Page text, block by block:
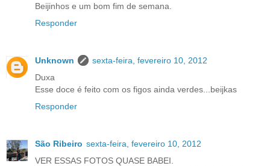
Beijinhos e um bom fim de semana.
Responder
Unknown
sexta-feira, fevereiro 10, 2012
Duxa
Esse doce é feito com os figos ainda verdes...beijkas
Responder
São Ribeiro sexta-feira, fevereiro 10, 2012
VER ESSAS FOTOS QUASE BABEI.